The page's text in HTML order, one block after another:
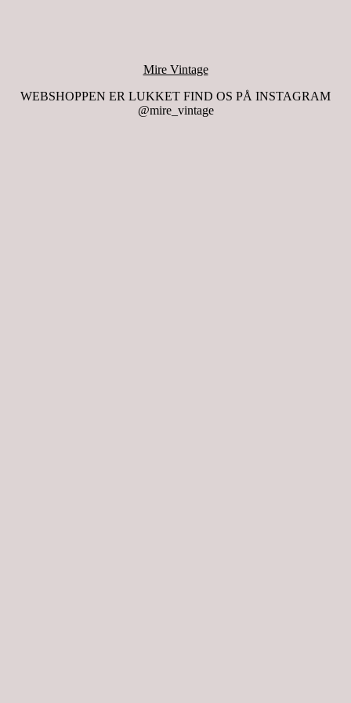
Mire Vintage
WEBSHOPPEN ER LUKKET FIND OS PÅ INSTAGRAM
@mire_vintage